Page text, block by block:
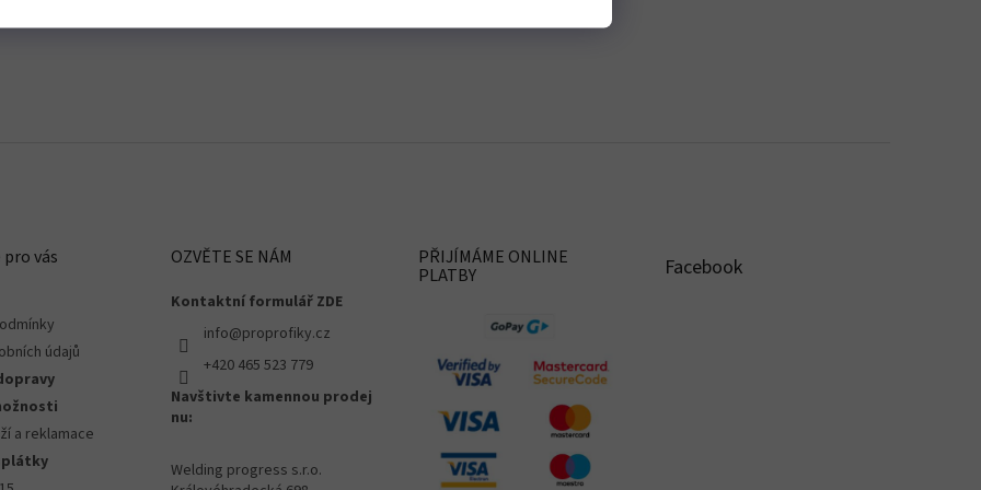
vás
údajů
a reklamace
OZVĚTE SE NÁM
Kontaktní formulář ZDE
info@proprofiky.cz
+420 465 523 779
Navštivte kamennou prodej
nu:
Welding progress s.r.o.
PŘIJÍMÁME ONLINE
PLATBY Facebook